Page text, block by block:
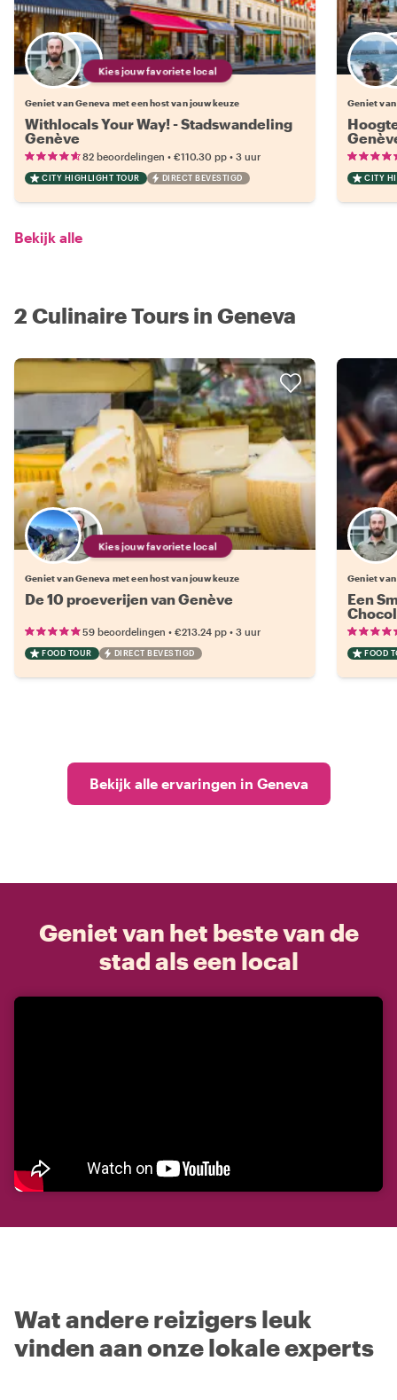
Kies jouw favoriete local
Geniet van Geneva met een host van jouw keuze
Withlocals Your Way! - Stadswandeling
Genève
82 beoordelingen • €110.30 pp • 3 uur
CITY HIGHLIGHT TOUR DIRECT BEVESTIGD
Geniet
CITY
Bekijk alle
2 Culinaire Tours in Geneva
Kies jouw favoriete local
Geniet van Geneva met een host van jouw keuze
De 10 proeverijen van Genève
59 beoordelingen • €213.24 pp • 3 uur
FOOD TOUR DIRECT BEVESTIGD
Geniet
Een
FOOD
Bekijk alle ervaringen in Geneva
Geniet van het beste van de
stad als een local
Wat andere reizigers leuk
vinden aan onze lokale experts